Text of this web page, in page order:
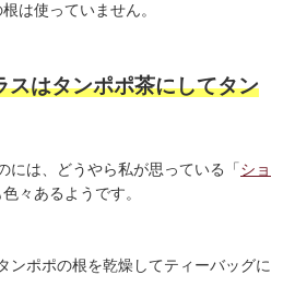
は使っていません。
スはタンポポ茶にしてタン
には、どうやら私が思っている「ショ
々あるようです。
ンポポの根を乾燥してティーバッグに